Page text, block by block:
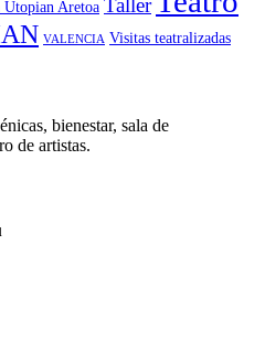
Utopian Aretoa Taller
VALENCIA Visitas teatralizadas
bienestar, sala de
de artistas.